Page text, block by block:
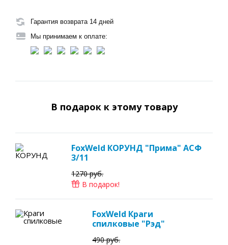
Гарантия возврата 14 дней
Мы принимаем к оплате:
В подарок к этому товару
FoxWeld КОРУНД "Прима" АСФ
3/11
1270 руб.
В подарок!
FoxWeld Краги
спилковые "Рэд"
490 руб.